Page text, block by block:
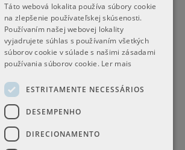
automóveis
/ 4x4
veículos de transporte
motocicleta
Táto webová lokalita používa súbory cookie
na zlepšenie používateľskej skúsenosti.
Používaním našej webovej lokality
vyjadrujete súhlas s používaním všetkých
súborov cookie v súlade s našimi zásadami
používania súborov cookie. Ler mais
ESTRITAMENTE NECESSÁRIOS
DESEMPENHO
DIRECIONAMENTO